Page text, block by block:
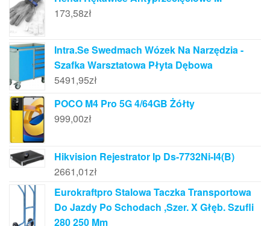
173,58zł
Intra.Se Swedmach Wózek Na Narzędzia -
Szafka Warsztatowa Płyta Dębowa
5491,95zł
POCO M4 Pro 5G 4/64GB Żółty
999,00zł
Hikvision Rejestrator Ip Ds-7732Ni-I4(B)
2661,01zł
Eurokraftpro Stalowa Taczka Transportowa
Do Jazdy Po Schodach ,Szer. X Głęb. Szufli
280 250 Mm